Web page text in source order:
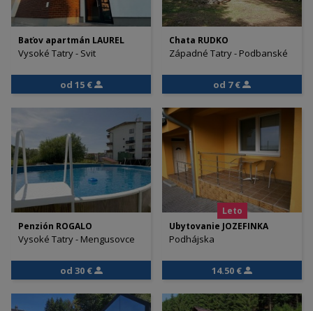
Baťov apartmán LAUREL
Vysoké Tatry - Svit
od 15 €
Chata RUDKO
Západné Tatry - Podbanské
od 7 €
Penzión ROGALO
Vysoké Tatry - Mengusovce
od 30 €
Ubytovanie JOZEFINKA
Podhájska
Leto
14.50 €